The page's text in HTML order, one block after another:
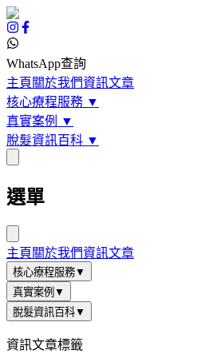
WhatsApp查詢
主頁 關於我們資訊文章
核心療程服務 ▼
真實案例
▼
脫髮資訊百科 ▼
選單
主頁 關於我們資訊文章
核心療程服務▼
真實案例 ▼
脫髮資訊百科▼
資訊文章標籤